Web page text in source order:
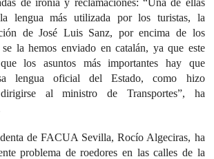
de ironía y reclamaciones: “Una de ellas
lengua más utilizada por los turistas, la
de José Luis Sanz, por encima de los
la hemos enviado en catalán, ya que este
los asuntos más importantes hay que
lengua oficial del Estado, como hizo
al ministro de Transportes”, ha
de FACUA Sevilla, Rocío Algeciras, ha
problema de roedores en las calles de la